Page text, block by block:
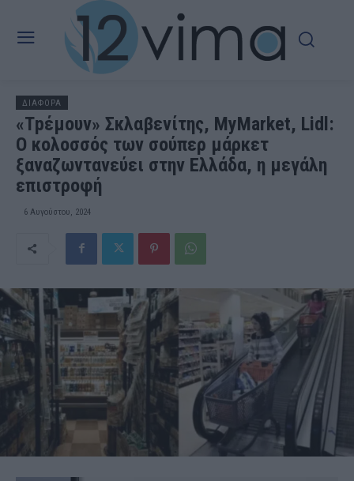
ΔΙΑΦΟΡΑ
«Τpέμουν» Σκλαβενίτης, MyMarket, Lidl:
Ο κολοσσός των σούπερ μάρκετ
ξαναζωντανεύει στην Ελλάδα, η μεγάλη
επιστροφή
6 Αυγούστου, 2024